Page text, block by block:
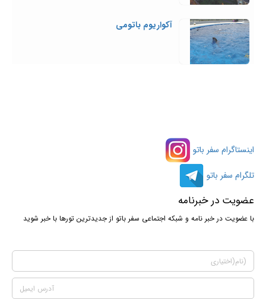
آکواریوم باتومی
اینستاگرام سفر باتو
تلگرام سفر باتو
عضویت در خبرنامه
با عضویت در خبر نامه و شبکه اجتماعی سفر باتو از جدیدترین تورها با خبر شوید